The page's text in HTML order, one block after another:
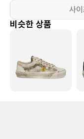
사
비슷한 상품